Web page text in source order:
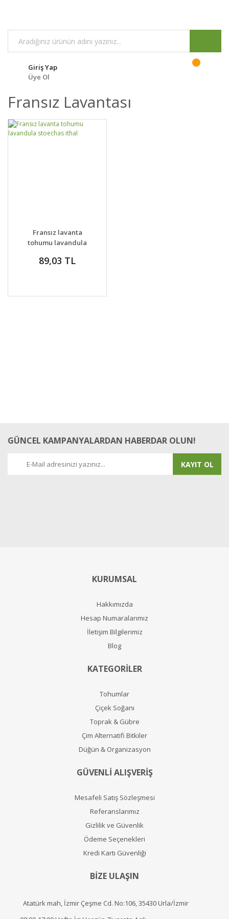
Giriş Yap
Üye Ol
Fransız Lavantası
DETAYLAR
VER
Fransız lavanta
tohumu lavandula
89,03 TL
GÜNCEL KAMPANYALARDAN HABERDAR OLUN!
KAYIT OL
KURUMSAL
Hakkımızda
Hesap Numaralarımız
İletişim Bilgilerimiz
Blog
KATEGORİLER
Tohumlar
Çiçek Soğanı
Toprak & Gübre
Çim Alternatifi Bitkiler
Düğün & Organizasyon
GÜVENLİ ALIŞVERİŞ
Mesafeli Satış Sözleşmesi
Referanslarımız
Gizlilik ve Güvenlik
Ödeme Seçenekleri
Kredi Kartı Güvenliği
BİZE ULAŞIN
Atatürk mah, İzmir Çeşme Cd. No:106, 35430 Urla/İzmir